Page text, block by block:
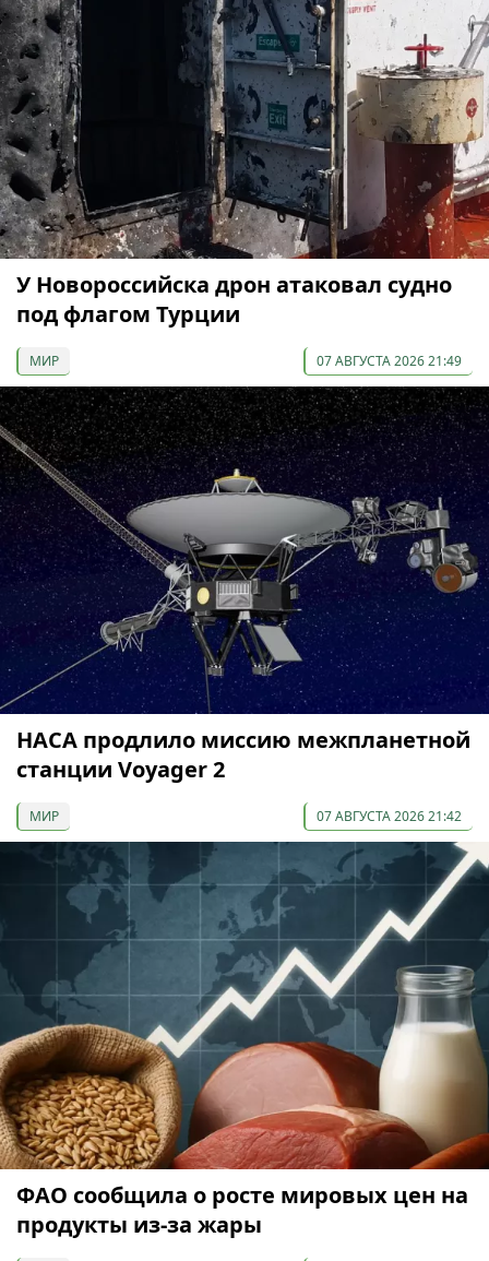
У Новороссийска дрон атаковал судно
под флагом Турции
МИР 07 АВГУСТА 2026 21:49
НАСА продлило миссию межпланетной
станции Voyager 2
МИР 07 АВГУСТА 2026 21:42
ФАО сообщила о росте мировых цен на
продукты из-за жары